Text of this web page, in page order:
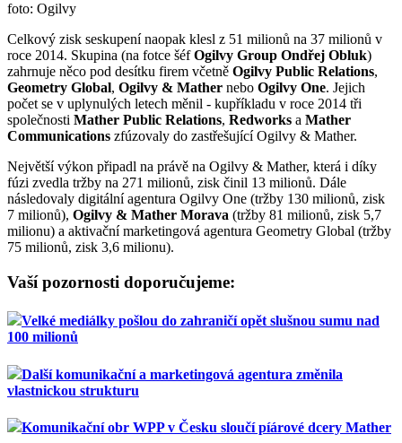
foto: Ogilvy
Celkový zisk seskupení naopak klesl z 51 milionů na 37 milionů v
roce 2014. Skupina (na fotce šéfOgilvy Group Ondřej Obluk)
zahrnuje něco pod desítku firem včetně Ogilvy Public Relations,
Geometry Global, Ogilvy & Mather nebo Ogilvy One. Jejich
počet se v uplynulých letech měnil - kupříkladu v roce 2014 tři
společnosti Mather Public Relations, Redworks a Mather
Communications zfúzovaly do zastřešující Ogilvy & Mather.
Největší výkon připadl na právě na Ogilvy & Mather, která i díky
fúzi zvedla tržby na 271 milionů, zisk činil 13 milionů. Dále
následovaly digitální agentura Ogilvy One (tržby 130 milionů, zisk
7 milionů), Ogilvy & Mather Morava (tržby 81 milionů, zisk 5,7
milionu) a aktivační marketingová agentura Geometry Global (tržby
75 milionů, zisk 3,6 milionu).
Vaší pozornosti doporučujeme:
Velké mediálky pošlou do zahraničí opět slušnou sumu nad
100 milionů
Další komunikační a marketingová agentura změnila
vlastnickou strukturu
Komunikační obr WPP v Česku sloučí píárové dcery Mather